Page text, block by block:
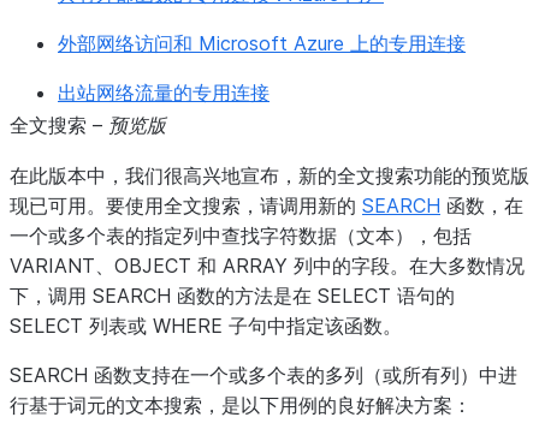
外部网络访问和 Microsoft Azure 上的专用连接
出站网络流量的专用连接
全文搜索 – 预览版
在此版本中，我们很高兴地宣布，新的全文搜索功能的预览版
现已可用。要使用全文搜索，请调用新的 SEARCH 函数，在
一个或多个表的指定列中查找字符数据（文本），包括
VARIANT、OBJECT 和 ARRAY 列中的字段。在大多数情况
下，调用 SEARCH 函数的方法是在 SELECT 语句的
SELECT 列表或 WHERE 子句中指定该函数。
SEARCH 函数支持在一个或多个表的多列（或所有列）中进
行基于词元的文本搜索，是以下用例的良好解决方案：